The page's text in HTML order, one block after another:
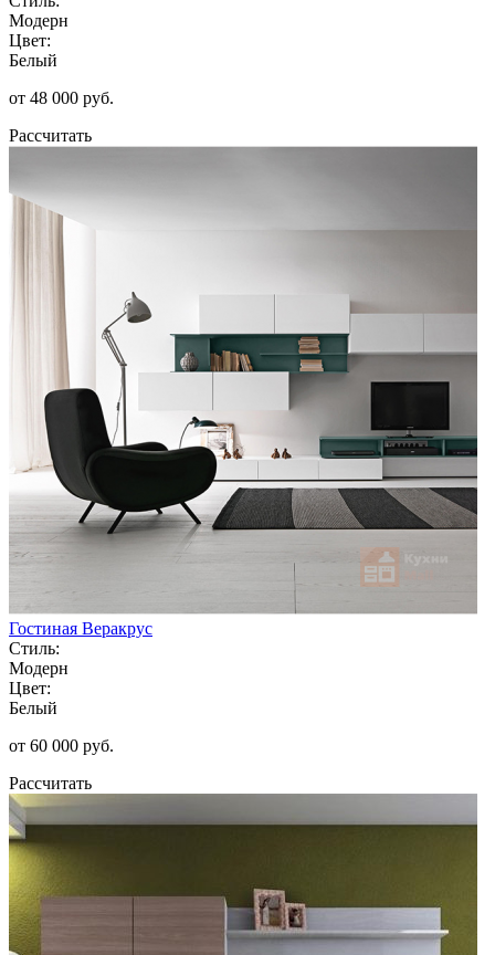
Модерн
Цвет:
Белый
от 48 000 руб.
Рассчитать
Гостиная Веракрус
Стиль:
Модерн
Цвет:
Белый
от 60 000 руб.
Рассчитать